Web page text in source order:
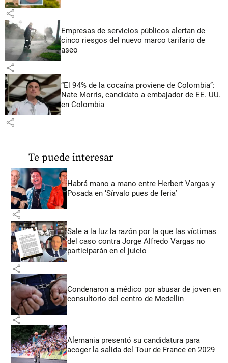
share
Empresas de servicios públicos alertan de
cinco riesgos del nuevo marco tarifario de
aseo
share
“El 94% de la cocaína proviene de Colombia”:
Nate Morris, candidato a embajador de EE. UU.
en Colombia
share
Te puede interesar
Habrá mano a mano entre Herbert Vargas y
Posada en ‘Sírvalo pues de feria’
share
Sale a la luz la razón por la que las víctimas
del caso contra Jorge Alfredo Vargas no
participarán en el juicio
share
Condenaron a médico por abusar de joven en
consultorio del centro de Medellín
share
Alemania presentó su candidatura para
acoger la salida del Tour de France en 2029